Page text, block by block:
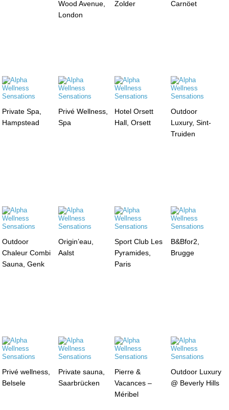
Wood Avenue,
London
Zolder
Carnöet
Private Spa,
Hampstead
Privé Wellness,
Spa
Hotel Orsett
Hall, Orsett
Outdoor
Luxury, Sint-
Truiden
Outdoor
Chaleur Combi
Sauna, Genk
Origin’eau,
Aalst
Sport Club Les
Pyramides,
Paris
B&Bfor2,
Brugge
Privé wellness,
Belsele
Private sauna,
Saarbrücken
Pierre &
Vacances –
Méribel
Outdoor Luxury
@ Beverly Hills